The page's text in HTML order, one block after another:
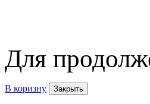
Для
В коризну Закрыть